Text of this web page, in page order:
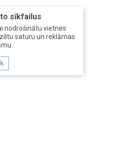
sīkfailus
nodrošinātu vietnes
saturu un reklāmas